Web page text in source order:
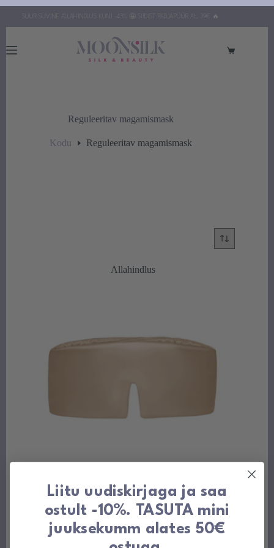
SUUR SUVINE ALLAHINDLUS KUNI -43% 🤩 SIIDIST PADJAPÜÜR AL. 39€ 🔥
Ostukorv
Reguleeritav magamismask
Kodu Reguleeritav magamismask
Allahindlus
Siidist magamismask reguleeritav
29,00€ 33,00€Hinnavahemik:
29,00 €
Liitu uudiskirjaga ja saa
ostult -10%. TASUTA mini
juuksekumm alates 50€